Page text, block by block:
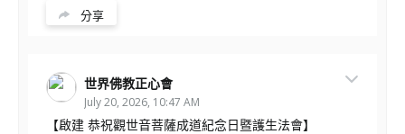
分享
世界佛教正心會
July 20, 2026, 10:47 AM
【啟建 恭祝觀世音菩薩成道紀念日暨護生法會】